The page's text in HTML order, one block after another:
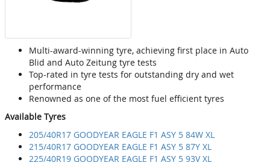
Multi-award-winning tyre, achieving first place in Auto
Blid and Auto Zeitung tyre tests
Top-rated in tyre tests for outstanding dry and wet
performance
Renowned as one of the most fuel efficient tyres
Available Tyres
205/40R17 GOODYEAR EAGLE F1 ASY 5 84W XL
215/40R17 GOODYEAR EAGLE F1 ASY 5 87Y XL
225/40R19 GOODYEAR EAGLE F1 ASY 5 93V XL